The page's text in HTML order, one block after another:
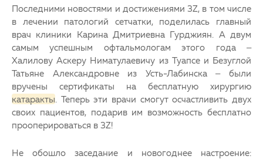
Последними новостями и достижениями 3Z, в том числе
в лечении патологий сетчатки , поделилась главный
врач клиники Карина Дмитриевна Гурджиян. А двум
самым успешным офтальмологам этого года –
Халилову Аскеру Ниматулаевичу из Туапсе и Безуглой
Татьяне Александровне из Усть-Лабинска – были
вручены сертификаты на бесплатную хирургию
катаракты . Теперь эти врачи смогут осчастливить двух
своих пациентов, подарив им возможность бесплатно
прооперироваться в 3Z!
Не обошло заседание и новогоднее настроение: